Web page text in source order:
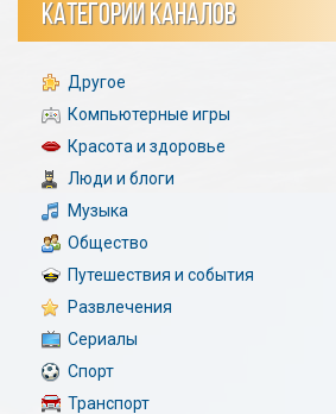
КАТЕГОРИИ КАНАЛОВ
Другое
Компьютерные игры
Красота и здоровье
Люди и блоги
Музыка
Общество
Путешествия и события
Развлечения
Сериалы
Спорт
Транспорт